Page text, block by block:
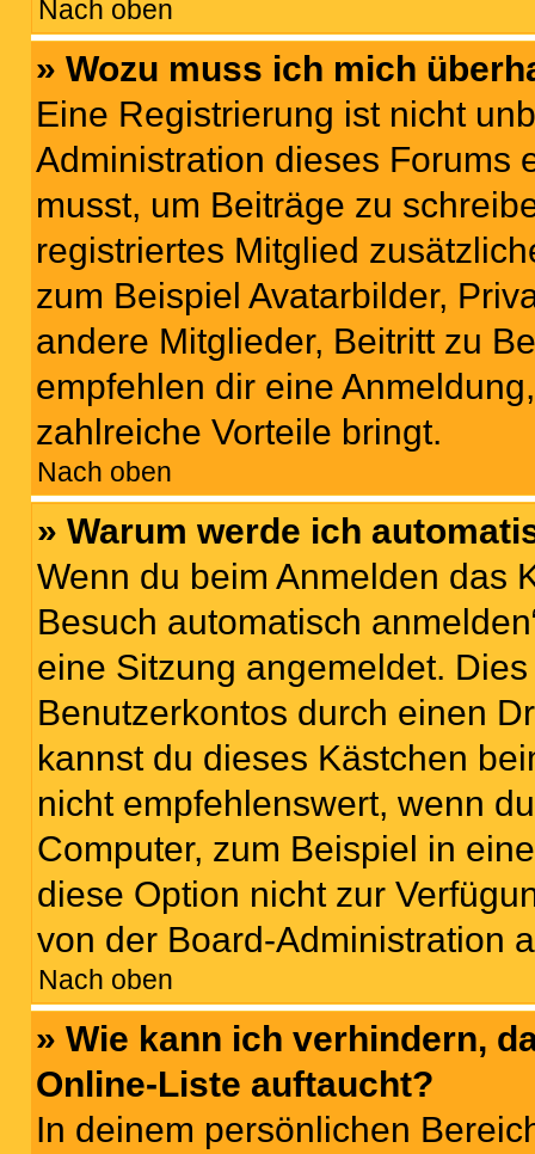
Nach oben
» Wozu muss ich mich
Eine Registrierung ist nicht
Administration dieses Forums
musst, um Beiträge zu
registriertes Mitglied
zum Beispiel Avatarbilder,
andere Mitglieder, Beitritt zu
empfehlen dir eine
zahlreiche Vorteile bringt.
Nach oben
» Warum werde ich
Wenn du beim Anmelden das
Besuch automatisch
eine Sitzung angemeldet.
Benutzerkontos durch einen
kannst du dieses Kästchen
nicht empfehlenswert, wenn
Computer, zum Beispiel in
diese Option nicht zur
von der Board-Administration
Nach oben
» Wie kann ich verhindern,
Online-Liste auftaucht?
In deinem persönlichen